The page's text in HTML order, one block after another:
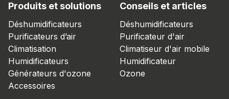
Produits et solutions
Déshumidificateurs
Purificateurs d’air
Climatisation
Humidificateurs
Générateurs d'ozone
Accessoires
Conseils et articles
Déshumidificateurs
Purificateur d'air
Climatiseur d'air mobile
Humidificateur
Ozone